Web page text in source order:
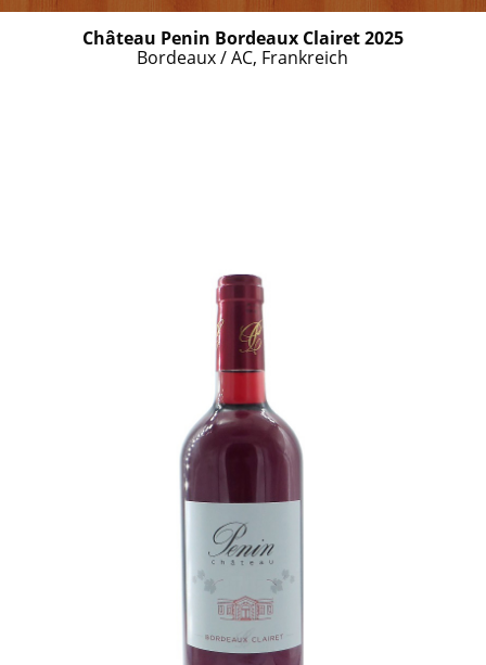
Château Penin Bordeaux Clairet 2025
Bordeaux / AC, Frankreich